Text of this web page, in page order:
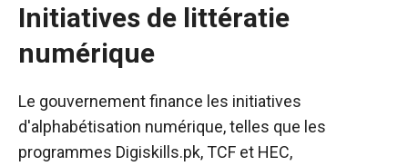
Initiatives de littératie
numérique
Le gouvernement finance les initiatives
d'alphabétisation numérique, telles que les
programmes Digiskills.pk, TCF et HEC,